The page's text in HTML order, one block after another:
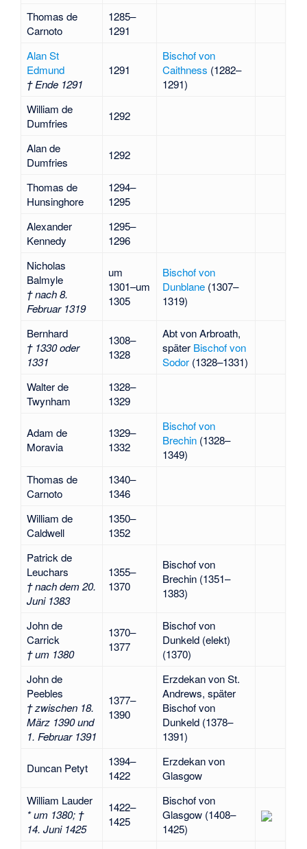
Thomas de
Carnoto
1285–
1291
Alan St
Edmund
† Ende 1291
1291
Bischof von
Caithness (1282–
1291)
William de
Dumfries
1292
Alan de
Dumfries
1292
Thomas de
Hunsinghore
1294–
1295
Alexander
Kennedy
1295–
1296
Nicholas
Balmyle
† nach 8.
Februar 1319
um
1301–um
1305
Bischof von
Dunblane(1307–
1319)
Bernhard
† 1330 oder
1331
1308–
1328
Abt von Arbroath,
später Bischof von
Sodor(1328–1331)
Walter de
Twynham
1328–
1329
Adam de
Moravia
1329–
1332
Bischof von
Brechin(1328–
1349)
Thomas de
Carnoto
1340–
1346
William de
Caldwell
1350–
1352
Patrick de
Leuchars
† nach dem 20.
Juni 1383
1355–
1370
Bischof von
Brechin (1351–
1383)
John de
Carrick
† um 1380
1370–
1377
Bischof von
Dunkeld (elekt)
(1370)
John de
Peebles
† zwischen 18.
März 1390 und
1. Februar 1391
1377–
1390
Erzdekan von St.
Andrews, später
Bischof von
Dunkeld (1378–
1391)
Duncan Petyt
1394–
1422
Erzdekan von
Glasgow
William Lauder
* um 1380; †
14. Juni 1425
1422–
1425
Bischof von
Glasgow (1408–
1425)